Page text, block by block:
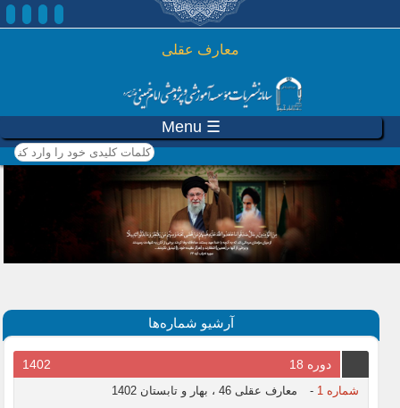
رفتن به محتوای اصلی
معارف عقلی
☰ Menu
کلمات کلیدی خود را وارد
کنید
آرشیو شماره‌ها
دوره 18 1402
شماره 1 - معارف عقلی 46 ، بهار و تابستان 1402